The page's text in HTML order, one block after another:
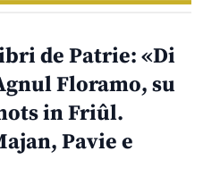
de Patrie: «Di
Floramo, su
in Friûl.
Pavie e